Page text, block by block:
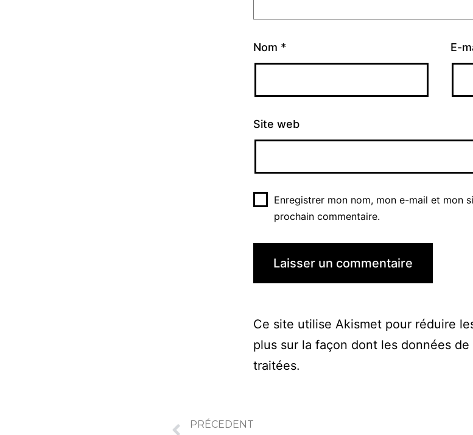
Nom * E-
Site web
Enregistrer mon nom, mon e-mail et mon
prochain commentaire.
Ce site utilise Akismet pour réduire
plus sur la façon dont les données
traitées.
PRÉCEDENT